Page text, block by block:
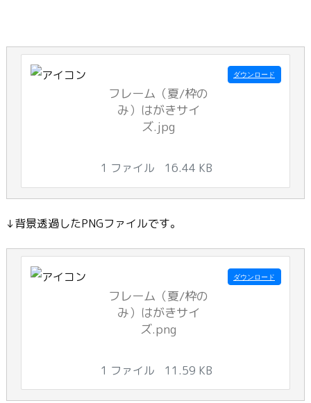
フレーム（夏/枠の
み）はがきサイ
ズ.jpg
1 ファイル 16.44 KB
ダウンロード
↓背景透過したPNGファイルです。
フレーム（夏/枠の
み）はがきサイ
ズ.png
1 ファイル 11.59 KB
ダウンロード